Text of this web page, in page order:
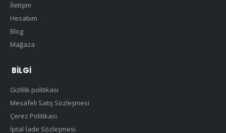
İletişim
Hesabım
Blog
Mağaza
BILGI
Gizlilik politikası
Mesafeli Satış Sözleşmesi
Çerez Politikası
İptal İade Sözleşmesi